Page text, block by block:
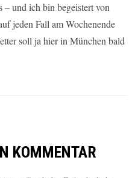
und ich bin begeistert von
jeden Fall am Wochenende
soll ja hier in München bald
KOMMENTAR